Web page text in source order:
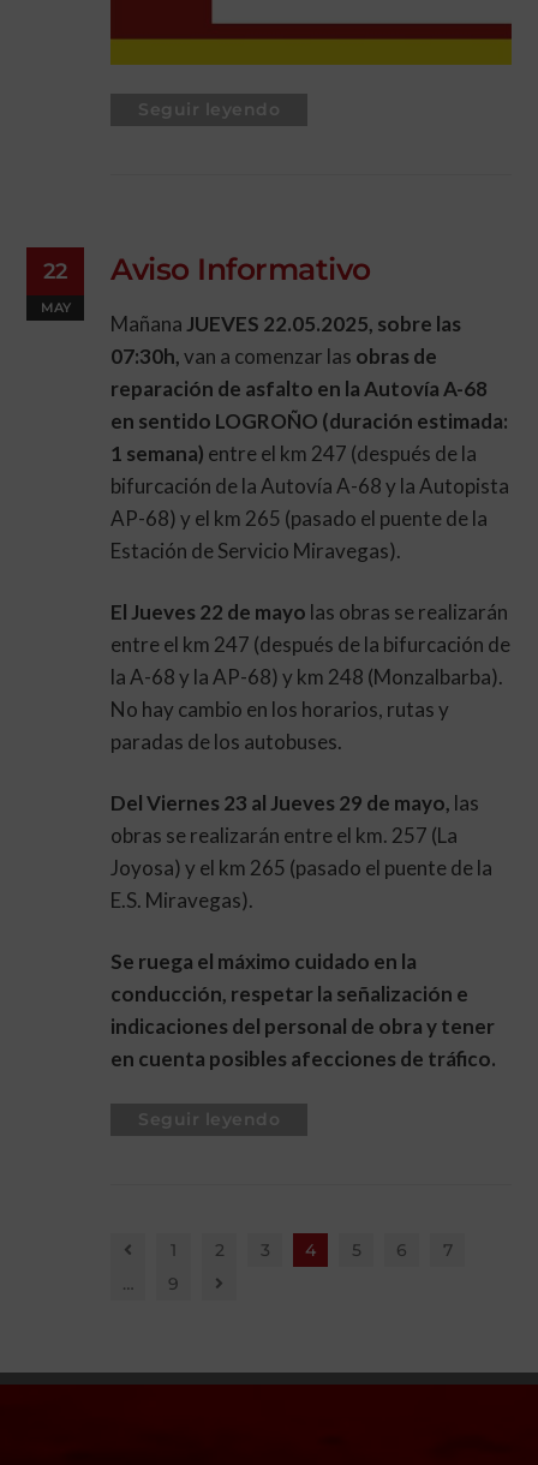
Seguir leyendo
22
MAY
Aviso Informativo
Mañana JUEVES 22.05.2025, sobre las
07:30h,van a comenzar las obras de
reparación de asfalto en la Autovía A-68
en sentido LOGROÑO (duración estimada:
1 semana) entre el km 247 (después de la
bifurcación de la Autovía A-68 y la Autopista
AP-68) y el km 265 (pasado el puente de la
Estación de Servicio Miravegas).
El Jueves 22 de mayo las obras se realizarán
entre el km 247 (después de la bifurcación de
la A-68 y la AP-68) y km 248 (Monzalbarba).
No hay cambio en los horarios, rutas y
paradas de los autobuses.
Del Viernes 23 al Jueves 29 de mayo, las
obras se realizarán entre el km. 257 (La
Joyosa) y el km 265 (pasado el puente de la
E.S. Miravegas).
Se ruega el máximo cuidado en la
conducción, respetar la señalización e
indicaciones del personal de obra y tener
en cuenta posibles afecciones de tráfico.
Seguir leyendo
1 2 3 4 5 6
7
…
9